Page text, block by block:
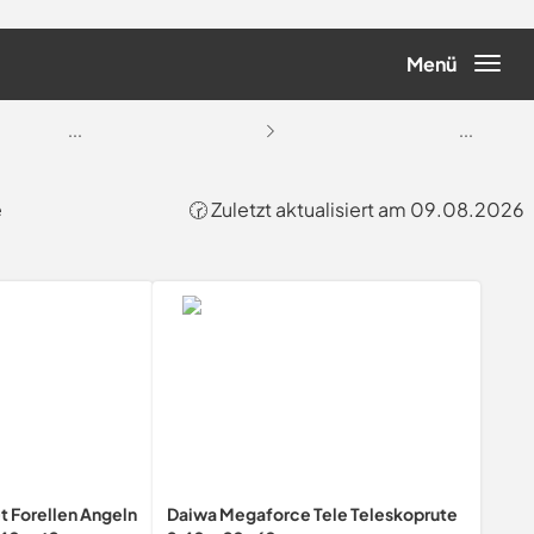
Menü
... ...
🕝 Zuletzt aktualisiert am 09.08.2026
Forellen Angeln
Daiwa Megaforce Tele Teleskoprute